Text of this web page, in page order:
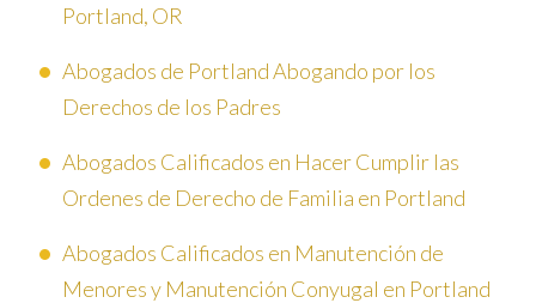
Portland, OR
Abogados de Portland Abogando por los
Derechos de los Padres
Abogados Calificados en Hacer Cumplir las
Ordenes de Derecho de Familia en Portland
Abogados Calificados en Manutención de
Menores y Manutención Conyugal en Portland